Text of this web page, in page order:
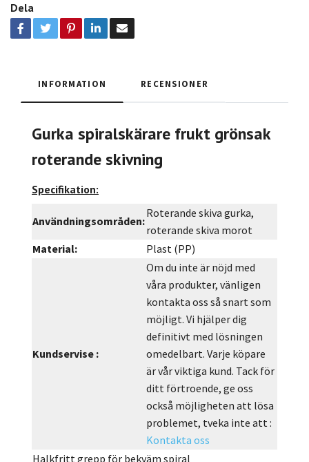
Dela
INFORMATION RECENSIONER
Gurka spiralskärare frukt grönsak
roterande skivning
Specifikation:
Användningsområden:
Roterande skiva gurka,
roterande skiva morot
Material:
Plast (PP)
Kundservise :
Om du inte är nöjd med
våra produkter, vänligen
kontakta oss så snart som
möjligt. Vi hjälper dig
definitivt med lösningen
omedelbart. Varje köpare
är vår viktiga kund. Tack för
ditt förtroende, ge oss
också möjligheten att lösa
problemet, tveka inte att :
Kontakta oss
Halkfritt grepp för bekväm spiral